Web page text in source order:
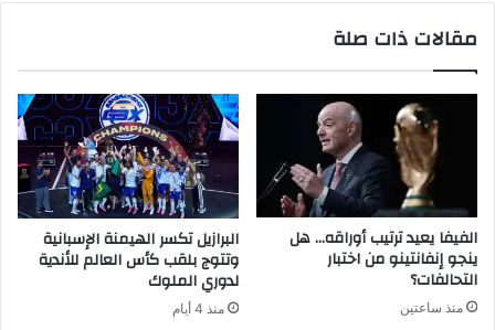
د
ا
ر
و
ن
ي
مقالات ذات صلة
الفيفا يعيد ترتيب أوراقه… هل
ينجو إنفانتينو من اختبار
التحالفات؟
منذ ساعتين
البرازيل تكسر الهيمنة الإسبانية
وتتوج بلقب كأس العالم للأندية
لدوري الملوك
منذ 4 أيام